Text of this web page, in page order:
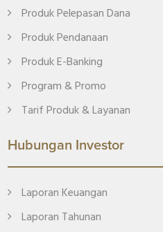
Produk Pelepasan Dana
Produk Pendanaan
Produk E-Banking
Program & Promo
Tarif Produk & Layanan
Hubungan Investor
Laporan Keuangan
Laporan Tahunan